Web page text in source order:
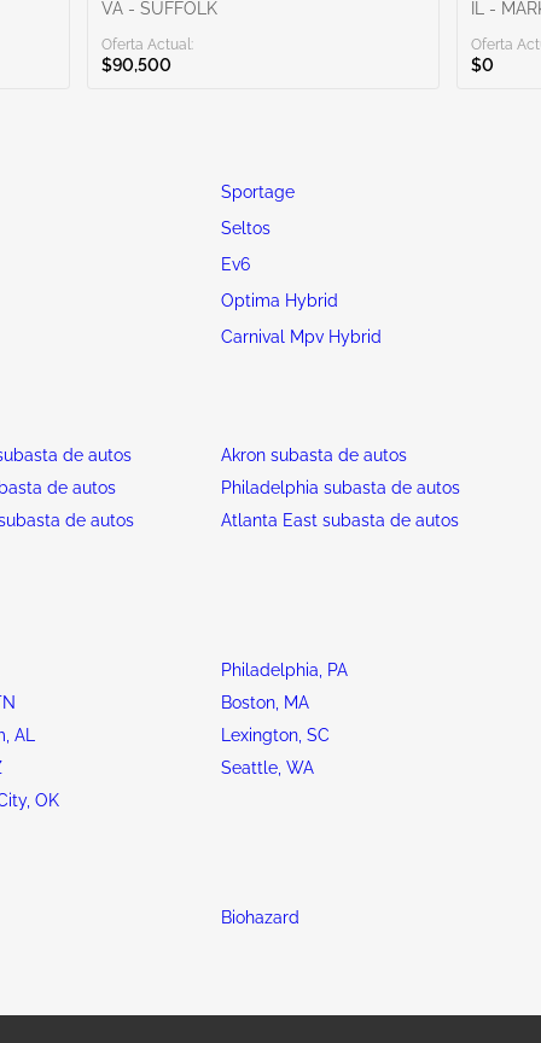
VA - SUFFOLK
Oferta Actual:
$90,500
IL -
Oferta
$0
Sportage
Seltos
Ev6
Optima Hybrid
Carnival Mpv Hybrid
de autos
Akron subasta de autos
de autos
Philadelphia subasta de autos
de autos
Atlanta East subasta de autos
Philadelphia, PA
Boston, MA
AL
Lexington, SC
Seattle, WA
OK
Biohazard